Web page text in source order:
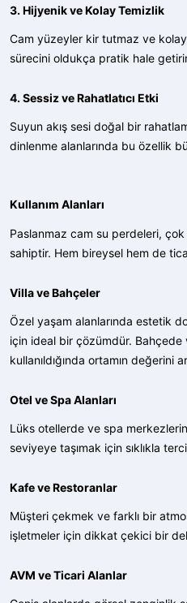
3. Hijyenik ve Kolay Temizlik
Cam yüzeyler kir tutmaz ve
sürecini oldukça pratik hale
4. Sessiz ve Rahatlatıcı Etki
Suyun akış sesi doğal bir
dinlenme alanlarında bu özellik
Kullanım Alanları
Paslanmaz cam su perdeleri, çok
sahiptir. Hem bireysel hem de
Villa ve Bahçeler
Özel yaşam alanlarında estetik
için ideal bir çözümdür. Bahçede
kullanıldığında ortamın değerini
Otel ve Spa Alanları
Lüks otellerde ve spa
seviyeye taşımak için sıklıkla
Kafe ve Restoranlar
Müşteri çekmek ve farklı bir
işletmeler için dikkat çekici bir
AVM ve Ticari Alanlar